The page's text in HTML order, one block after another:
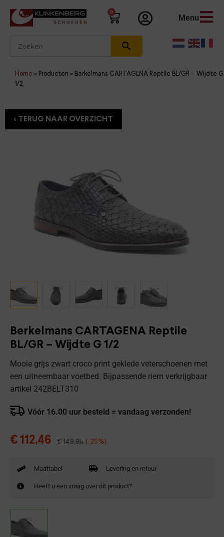
0
Menu
Home » Producten » Berkelmans CARTAGENA Reptile BL/GR – Wijdte G
1/2
Berkelmans CARTAGENA Reptile
BL/GR – Wijdte G 1/2
Mooie grijs zwart croco print geklede veterschoenen met
een uitneembaar voetbed. Bijpassende riem verkrijgbaar
artikel 242BELT310
Vóór 16.00 uur besteld = vandaag verzonden!
€ 112,46 €149,95 (-25%)
Maattabel Levering en retour
Heeft u een vraag over dit product?